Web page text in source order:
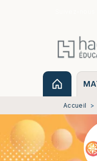
Accueil >